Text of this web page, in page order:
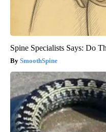
Spine Specialists Says: Do
SmoothSpine